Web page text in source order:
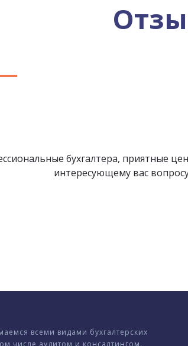
бухгалтера, приятные
интересующему вас
всеми видами бухгалтерских
числе аудитом и консалтингом.